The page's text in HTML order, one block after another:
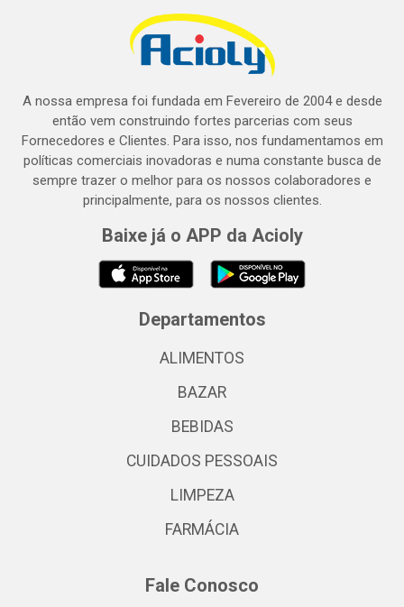
A nossa empresa foi fundada em Fevereiro de 2004 e desde
então vem construindo fortes parcerias com seus
Fornecedores e Clientes. Para isso, nos fundamentamos em
políticas comerciais inovadoras e numa constante busca de
sempre trazer o melhor para os nossos colaboradores e
principalmente, para os nossos clientes.
Baixe já o APP da Acioly
Departamentos
ALIMENTOS
BAZAR
BEBIDAS
CUIDADOS PESSOAIS
LIMPEZA
FARMÁCIA
Fale Conosco